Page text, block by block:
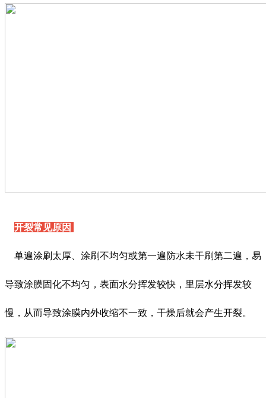
开裂常见原因
单遍涂刷太厚、涂刷不均匀或第一遍防水未干刷第二遍，易
导致涂膜固化不均匀，表面水分挥发较快，里层水分挥发较
慢，从而导致涂膜内外收缩不一致，干燥后就会产生开裂。